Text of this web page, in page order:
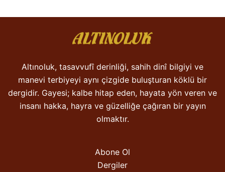
Altınoluk, tasavvufî derinliği, sahih dinî bilgiyi ve
manevi terbiyeyi aynı çizgide buluşturan köklü bir
dergidir. Gayesi; kalbe hitap eden, hayata yön veren ve
insanı hakka, hayra ve güzelliğe çağıran bir yayın
olmaktır.
Abone Ol
Dergiler